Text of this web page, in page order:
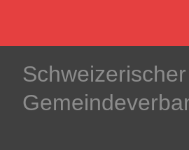
Schweizerischer